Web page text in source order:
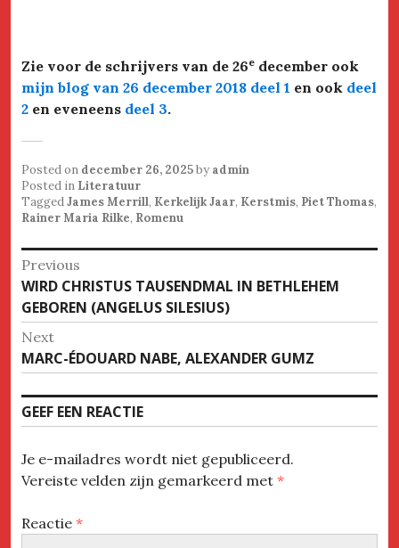
Zie voor de schrijvers van de 26e december ook
mijn blog van 26 december 2018 deel 1 en ook deel
2 en eveneens deel 3.
Posted on december 26, 2025by admin
Posted in Literatuur
TaggedJames Merrill, Kerkelijk Jaar, Kerstmis, Piet Thomas,
Rainer Maria Rilke, Romenu
Bericht
navigatie
Previous
Previous
post:
WIRD CHRISTUS TAUSENDMAL IN BETHLEHEM
GEBOREN (ANGELUS SILESIUS)
Next
Next
post:
MARC-ÉDOUARD NABE, ALEXANDER GUMZ
GEEF EEN REACTIE
Je e-mailadres wordt niet gepubliceerd.
Vereiste velden zijn gemarkeerd met *
Reactie *